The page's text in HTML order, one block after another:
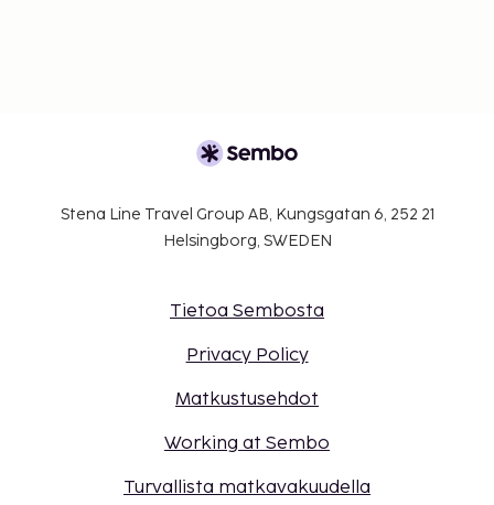
uloskirjautuminen ovat saatavilla.
Stena Line Travel Group AB, Kungsgatan 6, 252 21
Helsingborg, SWEDEN
Tietoa Sembosta
Privacy Policy
Matkustusehdot
Working at Sembo
Turvallista matkavakuudella